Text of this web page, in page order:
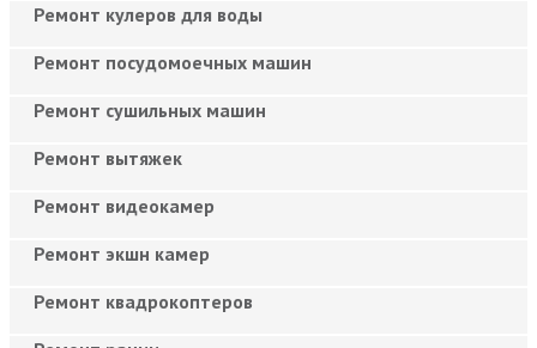
Ремонт кулеров для воды
Ремонт посудомоечных машин
Ремонт сушильных машин
Ремонт вытяжек
Ремонт видеокамер
Ремонт экшн камер
Ремонт квадрокоптеров